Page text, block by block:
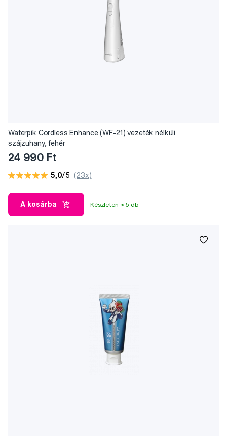
Waterpik Cordless Enhance (WF-21) vezeték nélküli
szájzuhany, fehér
24 990 Ft
5,0/5 (23x)
A kosárba Készleten > 5 db